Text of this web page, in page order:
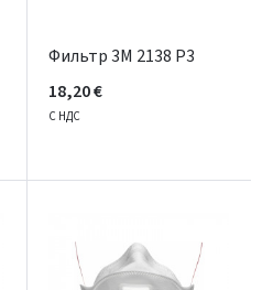
Фильтр 3M 2138 P3
18,20 €
С НДС